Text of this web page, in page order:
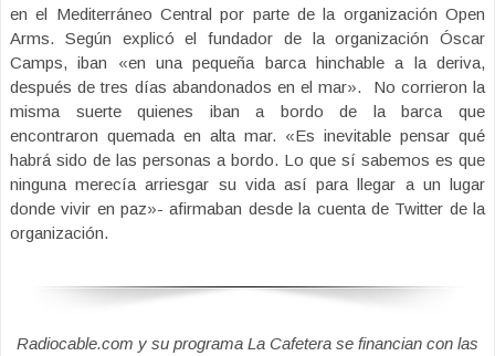
en el Mediterráneo Central por parte de la organización Open
Arms. Según explicó el fundador de la organización Óscar
Camps, iban «en una pequeña barca hinchable a la deriva,
después de tres días abandonados en el mar». No corrieron la
misma suerte quienes iban a bordo de la barca que
encontraron quemada en alta mar. «Es inevitable pensar qué
habrá sido de las personas a bordo. Lo que sí sabemos es que
ninguna merecía arriesgar su vida así para llegar a un lugar
donde vivir en paz»- afirmaban desde la cuenta de Twitter de la
organización.
Radiocable.com y su programa La Cafetera se financian con las